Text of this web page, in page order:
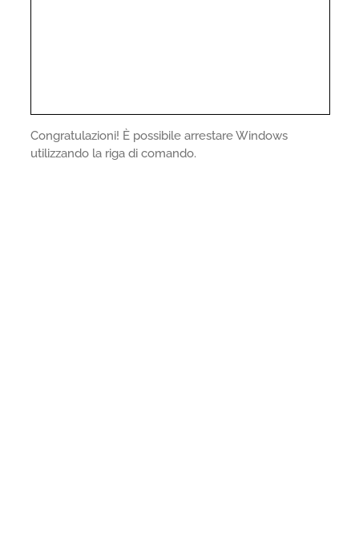
Congratulazioni! È possibile arrestare Windows
utilizzando la riga di comando.